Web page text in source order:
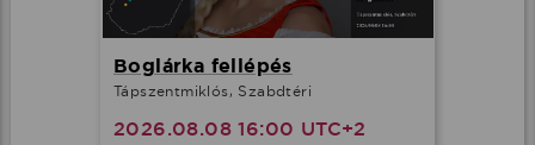
Boglárka fellépés
Tápszentmiklós, Szabdtéri
2026.08.08 16:00 UTC+2